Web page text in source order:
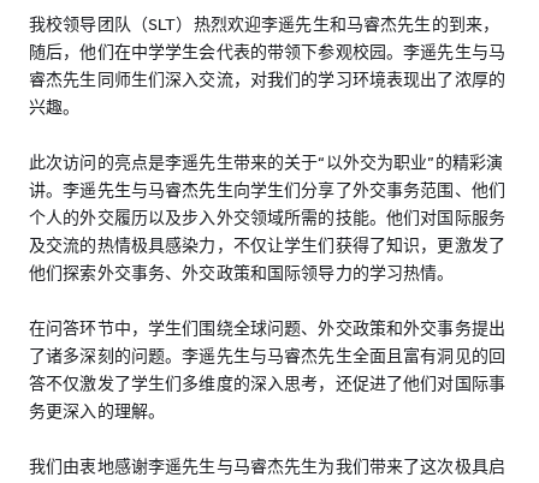
我校领导团队（SLT）热烈欢迎李遥先生和马睿杰先生的到来，
随后，他们在中学学生会代表的带领下参观校园。李遥先生与马
睿杰先生同师生们深入交流，对我们的学习环境表现出了浓厚的
兴趣。
此次访问的亮点是李遥先生带来的关于“以外交为职业”的精彩演
讲。李遥先生与马睿杰先生向学生们分享了外交事务范围、他们
个人的外交履历以及步入外交领域所需的技能。他们对国际服务
及交流的热情极具感染力，不仅让学生们获得了知识，更激发了
他们探索外交事务、外交政策和国际领导力的学习热情。
在问答环节中，学生们围绕全球问题、外交政策和外交事务提出
了诸多深刻的问题。李遥先生与马睿杰先生全面且富有洞见的回
答不仅激发了学生们多维度的深入思考，还促进了他们对国际事
务更深入的理解。
我们由衷地感谢李遥先生与马睿杰先生为我们带来了这次极具启